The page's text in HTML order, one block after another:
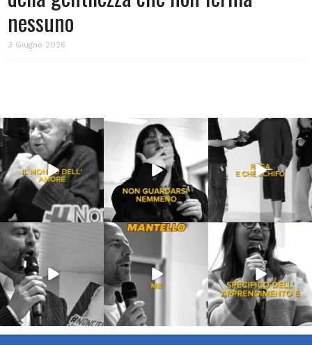
nessuno
3 Giugno 2026
Lug 31
213 4
Lug 16
53 1
Lug 13
199 10
Lug 9
54
Giu 21 Giu 18
871